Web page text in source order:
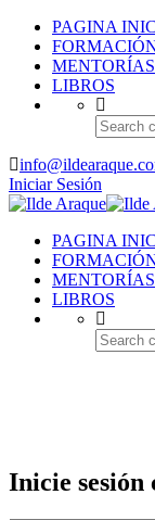
PAGINA
MENTORÍAS
LIBROS
Iniciar Sesión
PAGINA
MENTORÍAS
LIBROS
Inicie sesión